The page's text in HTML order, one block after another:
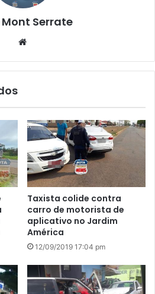
Serrate
te
Taxista colide contra
carro de motorista de
aplicativo no Jardim
América
12/09/2019 17:04 pm